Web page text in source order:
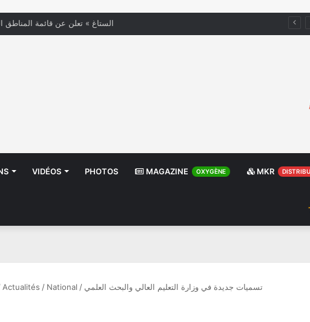
« الستاغ » تعلن عن قائمة المناطق
VIDÉOS PHOTOS MAGAZINE OXYGÈNE MKR
Actualités / National / تسميات جديدة في وزارة التعليم العالي والبحث العلمي